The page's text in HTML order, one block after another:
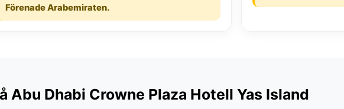
Förenade Arabemiraten.
Abu Dhabi Crowne Plaza Hotell Yas Island